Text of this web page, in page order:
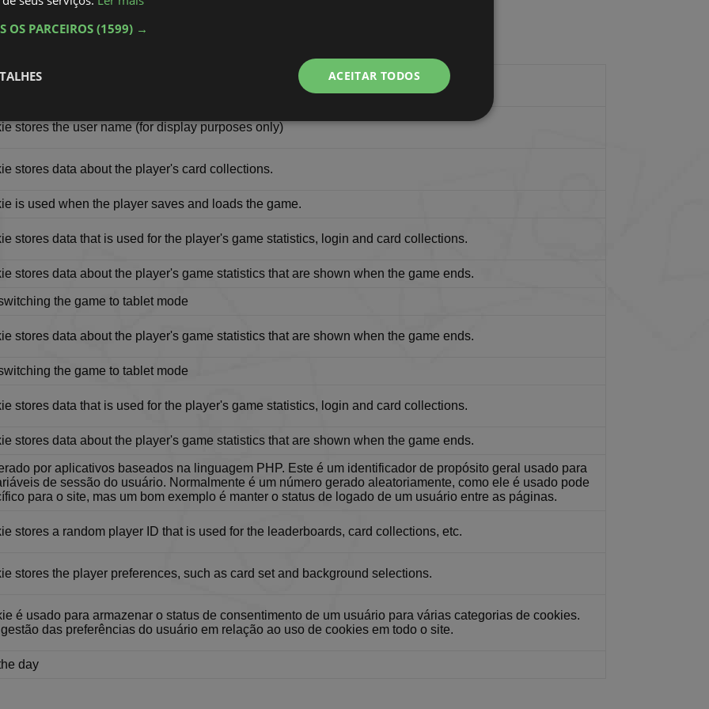
Funcionalidade
stores the user name (for display purposes only)
stores data about the player's card collections.
is used when the player saves and loads the game.
stores data that is used for the player's game statistics, login and card collections.
stores data about the player's game statistics that are shown when the game ends.
the game to tablet mode
stores data about the player's game statistics that are shown when the game ends.
the game to tablet mode
stores data that is used for the player's game statistics, login and card collections.
stores data about the player's game statistics that are shown when the game ends.
por aplicativos baseados na linguagem PHP. Este é um identificador de propósito geral usado para
de sessão do usuário. Normalmente é um número gerado aleatoriamente, como ele é usado pode
para o site, mas um bom exemplo é manter o status de logado de um usuário entre as páginas.
stores a random player ID that is used for the leaderboards, card collections, etc.
stores the player preferences, such as card set and background selections.
é usado para armazenar o status de consentimento de um usuário para várias categorias de cookies.
das preferências do usuário em relação ao uso de cookies em todo o site.
day
OS PARCEIROS (1599) →
ACEITAR TODOS
Desempenho Direcionamento Funcionalidade
Direcionamento Funcionalidade
necessários permitem a funcionalidade central do website, como login de usuário e gestão da conta. O
5 anos 4
This cookie stores data that is used for the player's game statistics, login
and card collections.
1 ano
This cookie stores data about the player's game statistics that are shown
when the game ends.
5 anos 4
This cookie stores data about the player's game statistics that are shown
1 ano
This cookie stores data about the player's game statistics that are shown
when the game ends.
Política de Privacidade do Google